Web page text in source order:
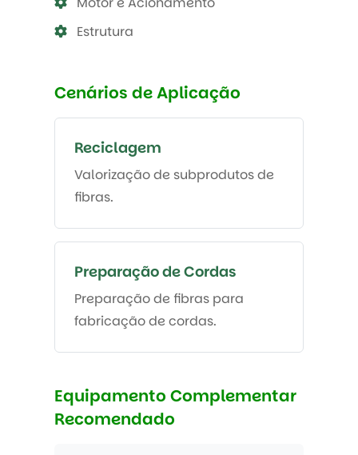
Estrutura
Cenários de Aplicação
Reciclagem
Valorização de subprodutos de
fibras.
Preparação de Cordas
Preparação de fibras para
fabricação de cordas.
Equipamento Complementar
Recomendado